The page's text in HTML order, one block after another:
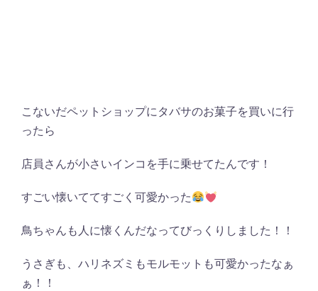
こないだペットショップにタバサのお菓子を買いに行
ったら
店員さんが小さいインコを手に乗せてたんです！
すごい懐いててすごく可愛かった
鳥ちゃんも人に懐くんだなってびっくりしました！！
うさぎも、ハリネズミもモルモットも可愛かったなぁ
ぁ！！